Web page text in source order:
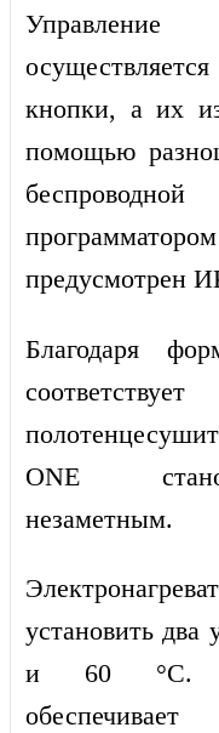
кнопки, а их
помощью
предусмотрен
Благодаря
ONE
незаметным.
установить
и 60 °C.